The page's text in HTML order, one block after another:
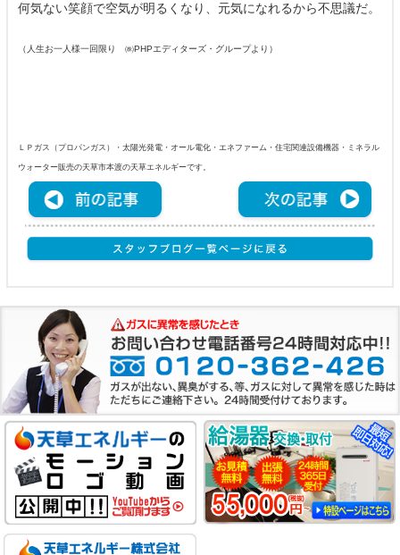
何気ない笑顔で空気が明るくなり、元気になれるから不思議だ。
（人生お一人様一回限り ㈱PHPエディターズ・グループより）
ＬＰガス（プロパンガス）・太陽光発電・オール電化・エネファーム・住宅関連設備機器・ミネラル
ウォーター販売の天草市本渡の天草エネルギーです。